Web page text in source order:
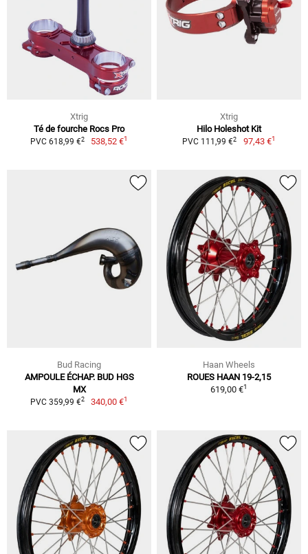
Xtrig
Té de fourche Rocs Pro
PVC 618,99 €2 538,52 €1
Xtrig
Hilo Holeshot Kit
PVC 111,99 €2 97,43 €1
Bud Racing
AMPOULE ÉCHAP. BUD HGS
MX
PVC 359,99 €2 340,00 €1
Haan Wheels
ROUES HAAN 19-2,15
619,00 €1